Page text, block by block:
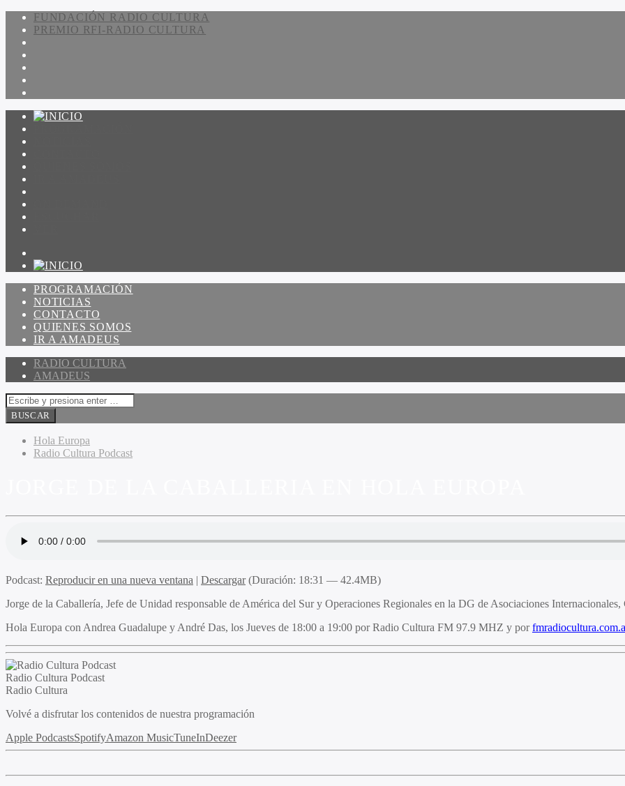
FUNDACIÓN RADIO CULTURA
PREMIO RFI-RADIO CULTURA
PROGRAMACIÓN
NOTICIAS
CONTACTO
QUIENES SOMOS
IR A AMADEUS
RADIO CULTURA
AMADEUS
Hola Europa
Radio Cultura Podcast
Podcast: Reproducir en una nueva ventana | Descargar(Duración: 18:31 — 42.4MB)
Jorge de la Caballería, Jefe de Unidad responsable de América del Sur y Operaciones Regionales en la DG de Asociaciones
Hola Europa con Andrea Guadalupe y André Das, los Jueves de 18:00 a 19:00 por Radio Cultura FM 97.9 MHZ y por
Radio Cultura Podcast
Radio Cultura
Volvé a disfrutar los contenidos de nuestra programación
Apple PodcastsSpotifyAmazon MusicTuneInDeezer